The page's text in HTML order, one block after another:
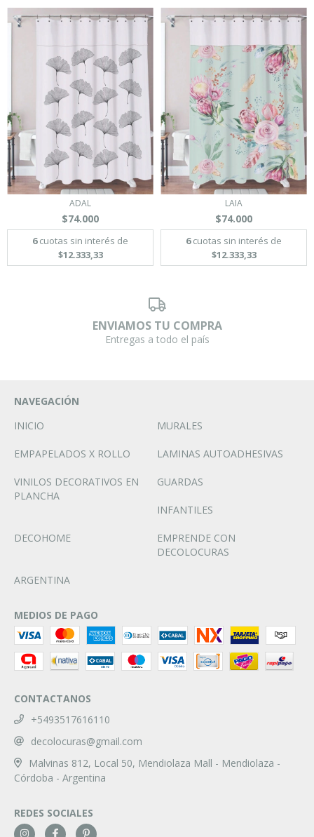
ADAL
$74.000
6cuotas sin interés de
$12.333,33
LAIA
$74.000
6cuotas sin interés de
$12.333,33
ENVIAMOS TU COMPRA
Entregas a todo el país
NAVEGACIÓN
INICIO
MURALES
EMPAPELADOS X ROLLO LAMINAS AUTOADHESIVAS
VINILOS DECORATIVOS EN
PLANCHA
GUARDAS
INFANTILES
DECOHOME
EMPRENDE CON
DECOLOCURAS
ARGENTINA
MEDIOS DE PAGO
CONTACTANOS
+5493517616110
decolocuras@gmail.com
Malvinas 812, Local 50, Mendiolaza Mall - Mendiolaza -
Córdoba - Argentina
REDES SOCIALES